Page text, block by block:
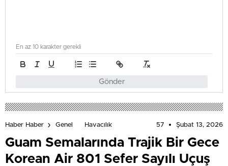
Gönder
En az 10 karakter gerekli
Haber Haber Genel Havacılık 57 Şubat 13, 2026
Guam Semalarında Trajik Bir Gece
Korean Air 801 Sefer Sayılı Uçuş